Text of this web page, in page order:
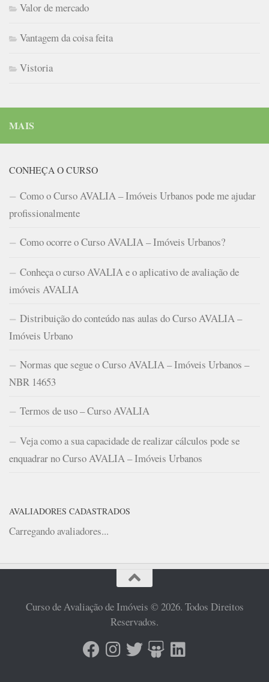
Valor de mercado
Vantagem da coisa feita
Vistoria
MAIS
CONHEÇA O CURSO
Como o Curso AVALIA – Imóveis Urbanos pode me ajudar
profissionalmente
Como ocorre o Curso AVALIA – Imóveis Urbanos?
Conheça o curso AVALIA e o aplicativo de avaliação de
imóveis AVALIA
Distribuição do conteúdo nas aulas do Curso AVALIA –
Imóveis Urbano
Normas que segue o Curso AVALIA – Imóveis Urbanos –
NBR 14653
Termos de uso – Curso AVALIA
Veja como a sua capacidade de realizar cálculos pode se
enquadrar no Curso AVALIA – Imóveis Urbanos
AVALIADORES CADASTRADOS
Carregando avaliadores...
Curso de Avaliação de Imóveis © 2026. Todos Direitos
Reservados.